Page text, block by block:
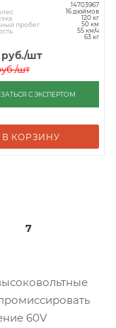
14703967
16 дюймов
120 кг
пробег 50 км
55 км/ч
63 кг
руб./шт
/шт
С ЭКСПЕРТОМ
В КОРЗИНУ
7
60V